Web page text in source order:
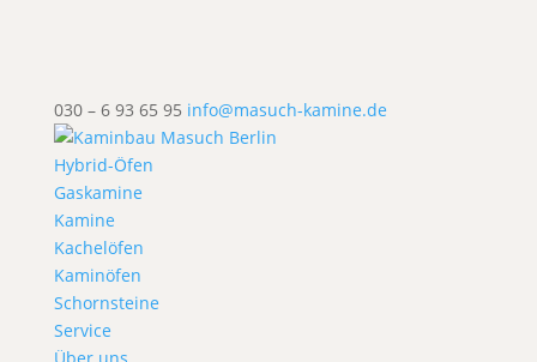
030 – 6 93 65 95 info@masuch-kamine.de
Hybrid-Öfen
Gaskamine
Kamine
Kachelöfen
Kaminöfen
Schornsteine
Service